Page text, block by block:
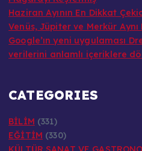
Haziran Ayının En Dikkat
Venüs, Jüpiter ve Merkür
Google’ın yeni uygulaması
verilerini anlamlı içeriklere
CATEGORIES
BİLİM (331)
EĞİTİM (330)